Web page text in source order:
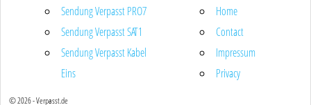
Sendung Verpasst PRO7
Sendung Verpasst SAT1
Sendung Verpasst Kabel
Eins
Home
Contact
Impressum
Privacy
© 2026 - Verpasst.de